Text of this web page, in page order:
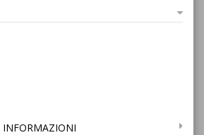
INFORMAZIONI